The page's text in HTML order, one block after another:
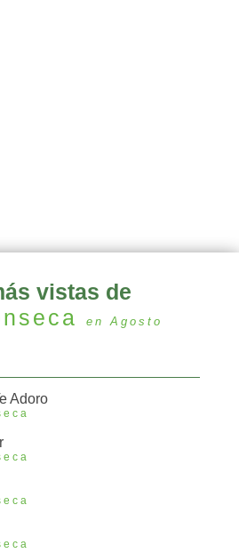
vistas de
en Agosto
Adoro